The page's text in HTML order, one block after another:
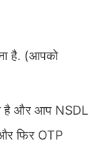
है. (आपको
है और आप NSDL
फिर OTP